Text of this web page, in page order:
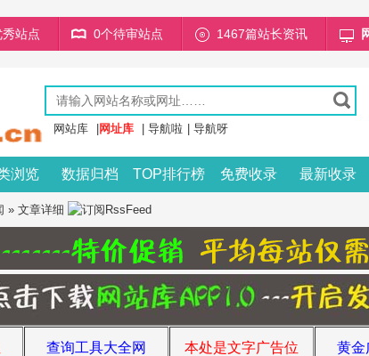
站点 0个待审站点 1467篇站长资讯
网站库 网址库 导航啦 导航呀
浏览 数据归档 TOP排行榜 免费收录 最新收录
» 文章详细
查询工具大全网 本处是文字广告位 黄金